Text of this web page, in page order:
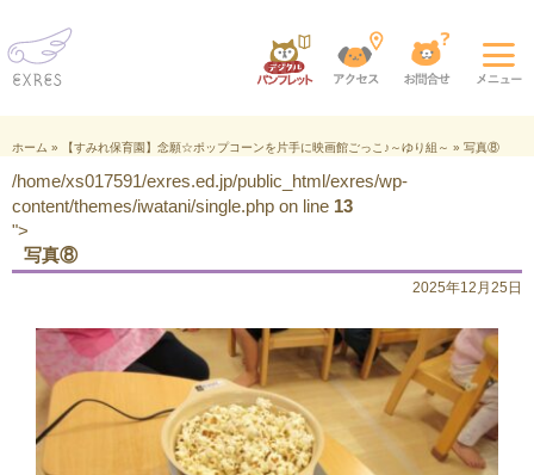
ホーム » 【すみれ保育園】念願☆ポップコーンを片手に映画館ごっこ♪～ゆり組～ » 写真⑧
/home/xs017591/exres.ed.jp/public_html/exres/wp-
content/themes/iwatani/single.php on line 13
">
写真⑧
2025年12月25日